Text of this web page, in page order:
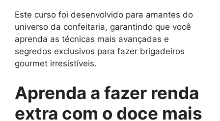
Este curso foi desenvolvido para amantes do
universo da confeitaria, garantindo que você
aprenda as técnicas mais avançadas e
segredos exclusivos para fazer brigadeiros
gourmet irresistíveis.
Aprenda a fazer renda
extra com o doce mais